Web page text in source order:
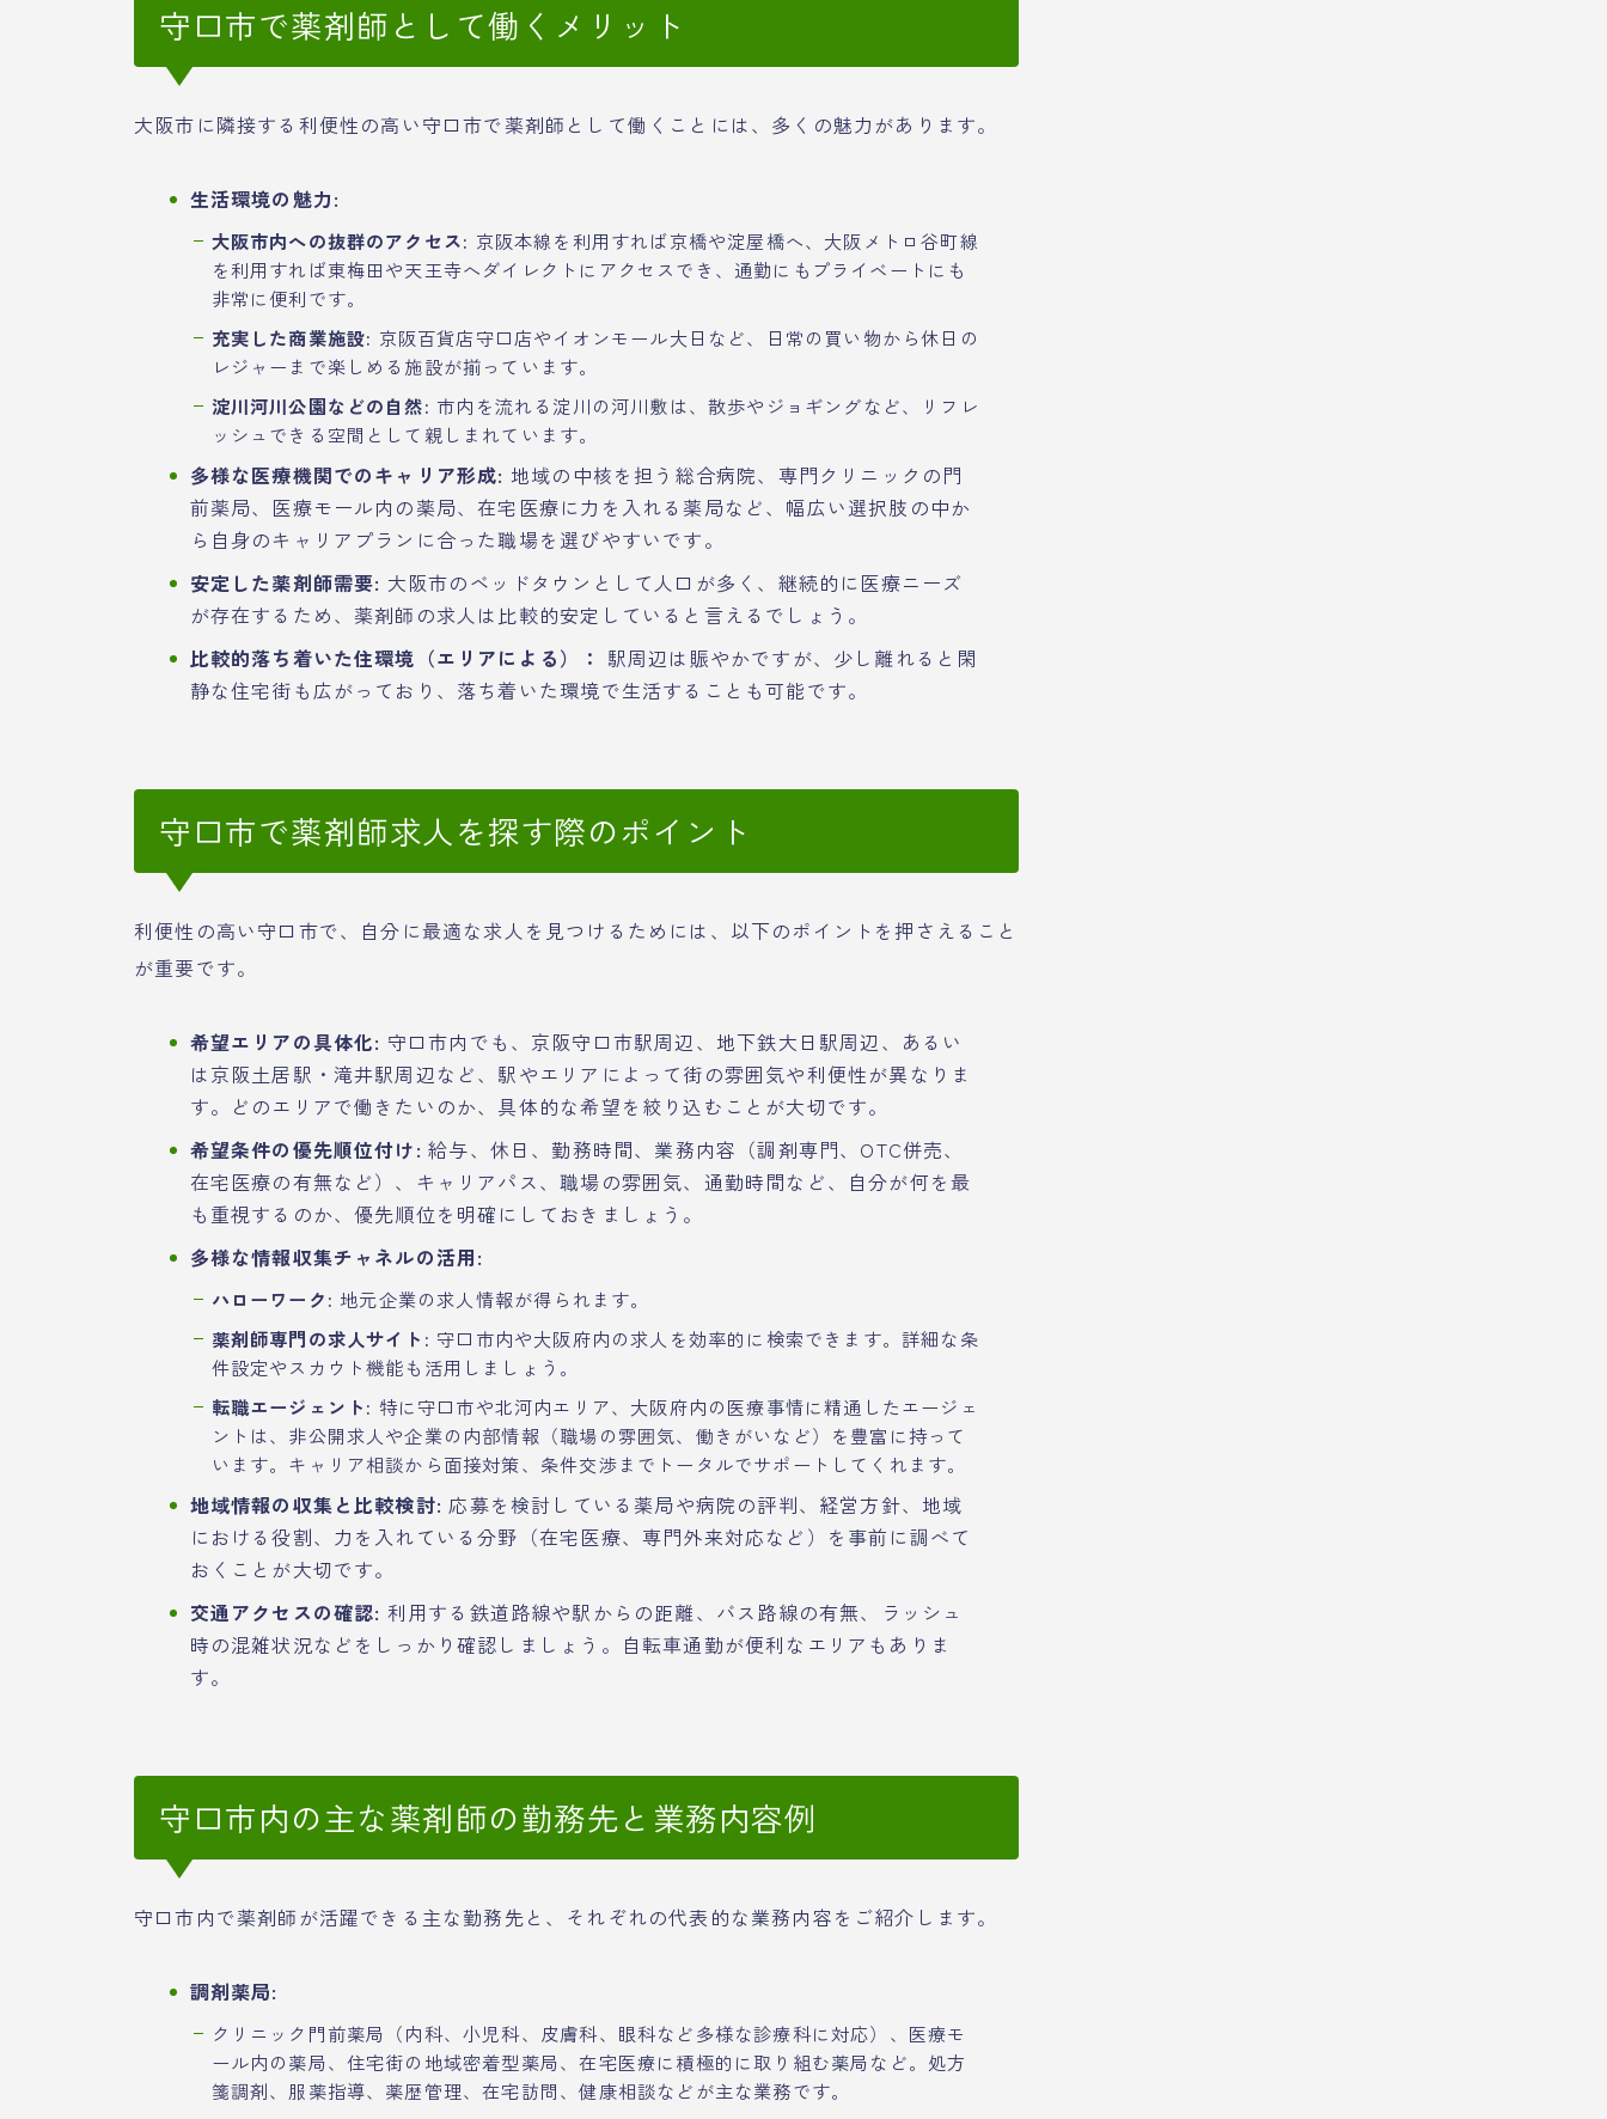
守口市で薬剤師として働くメリット
大阪市に隣接する利便性の高い守口市で薬剤師として働くことには、多くの魅力があります。
生活環境の魅力:
大阪市内への抜群のアクセス: 京阪本線を利用すれば京橋や淀屋橋へ、大阪メトロ谷町線
を利用すれば東梅田や天王寺へダイレクトにアクセスでき、通勤にもプライベートにも
非常に便利です。
充実した商業施設: 京阪百貨店守口店やイオンモール大日など、日常の買い物から休日の
レジャーまで楽しめる施設が揃っています。
淀川河川公園などの自然: 市内を流れる淀川の河川敷は、散歩やジョギングなど、リフレ
ッシュできる空間として親しまれています。
多様な医療機関でのキャリア形成: 地域の中核を担う総合病院、専門クリニックの門
前薬局、医療モール内の薬局、在宅医療に力を入れる薬局など、幅広い選択肢の中か
ら自身のキャリアプランに合った職場を選びやすいです。
安定した薬剤師需要: 大阪市のベッドタウンとして人口が多く、継続的に医療ニーズ
が存在するため、薬剤師の求人は比較的安定していると言えるでしょう。
比較的落ち着いた住環境（エリアによる）： 駅周辺は賑やかですが、少し離れると閑
静な住宅街も広がっており、落ち着いた環境で生活することも可能です。
守口市で薬剤師求人を探す際のポイント
利便性の高い守口市で、自分に最適な求人を見つけるためには、以下のポイントを押さえること
が重要です。
希望エリアの具体化: 守口市内でも、京阪守口市駅周辺、地下鉄大日駅周辺、あるい
は京阪土居駅・滝井駅周辺など、駅やエリアによって街の雰囲気や利便性が異なりま
す。どのエリアで働きたいのか、具体的な希望を絞り込むことが大切です。
希望条件の優先順位付け: 給与、休日、勤務時間、業務内容（調剤専門、OTC併売、
在宅医療の有無など）、キャリアパス、職場の雰囲気、通勤時間など、自分が何を最
も重視するのか、優先順位を明確にしておきましょう。
多様な情報収集チャネルの活用:
ハローワーク: 地元企業の求人情報が得られます。
薬剤師専門の求人サイト: 守口市内や大阪府内の求人を効率的に検索できます。詳細な条
件設定やスカウト機能も活用しましょう。
転職エージェント: 特に守口市や北河内エリア、大阪府内の医療事情に精通したエージェ
ントは、非公開求人や企業の内部情報（職場の雰囲気、働きがいなど）を豊富に持って
います。キャリア相談から面接対策、条件交渉までトータルでサポートしてくれます。
地域情報の収集と比較検討: 応募を検討している薬局や病院の評判、経営方針、地域
における役割、力を入れている分野（在宅医療、専門外来対応など）を事前に調べて
おくことが大切です。
交通アクセスの確認: 利用する鉄道路線や駅からの距離、バス路線の有無、ラッシュ
時の混雑状況などをしっかり確認しましょう。自転車通勤が便利なエリアもありま
す。
守口市内の主な薬剤師の勤務先と業務内容例
守口市内で薬剤師が活躍できる主な勤務先と、それぞれの代表的な業務内容をご紹介します。
調剤薬局:
クリニック門前薬局（内科、小児科、皮膚科、眼科など多様な診療科に対応）、医療モ
ール内の薬局、住宅街の地域密着型薬局、在宅医療に積極的に取り組む薬局など。処方
箋調剤、服薬指導、薬歴管理、在宅訪問、健康相談などが主な業務です。